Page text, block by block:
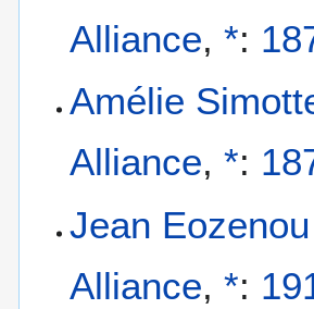
Alliance,*:
Amélie
Alliance,*:
Jean Eozenou
Alliance,*: